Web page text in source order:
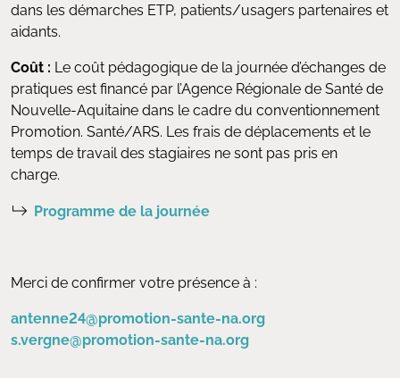
dans les démarches ETP, patients/usagers partenaires et
aidants.
Coût : Le coût pédagogique de la journée d’échanges de
pratiques est financé par l’Agence Régionale de Santé de
Nouvelle-Aquitaine dans le cadre du conventionnement
Promotion. Santé/ARS. Les frais de déplacements et le
temps de travail des stagiaires ne sont pas pris en
charge.
Programme de la journée
Merci de confirmer votre présence à :
antenne24@promotion-sante-na.org
s.vergne@promotion-sante-na.org